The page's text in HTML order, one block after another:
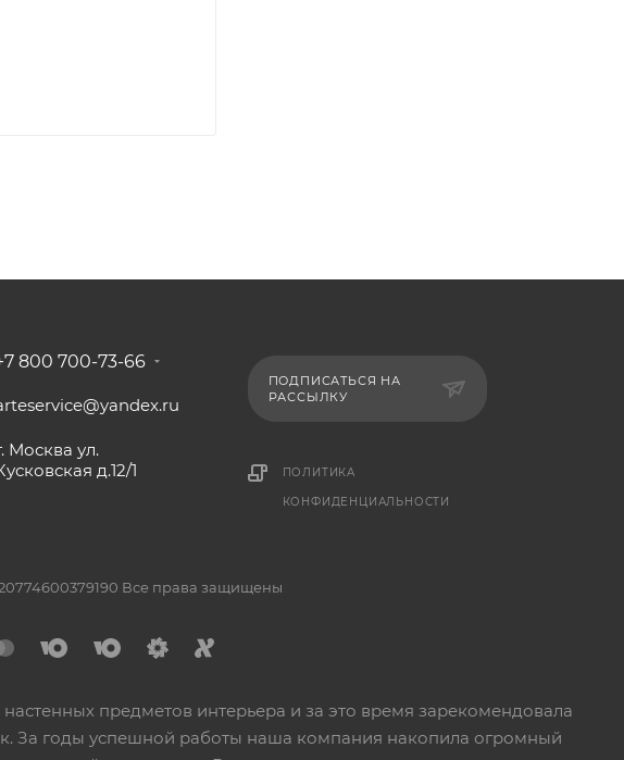
800 700-73-66
Москва ул.
д.12/1
ПОДПИСАТЬСЯ НА
РАССЫЛКУ
ПОЛИТИКА
КОНФИДЕНЦИАЛЬНОСТИ
Все права защищены
предметов интерьера и за это время зарекомендовала
За годы успешной работы наша компания накопила огромный